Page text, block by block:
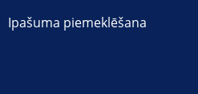
Ipašuma piemeklēšana